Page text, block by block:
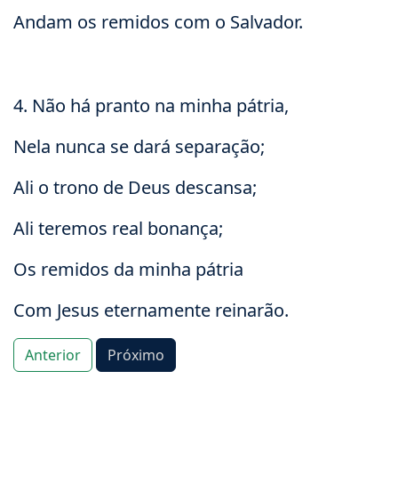
Andam os remidos com o Salvador.
4. Não há pranto na minha pátria,
Nela nunca se dará separação;
Ali o trono de Deus descansa;
Ali teremos real bonança;
Os remidos da minha pátria
Com Jesus eternamente reinarão.
Anterior Próximo